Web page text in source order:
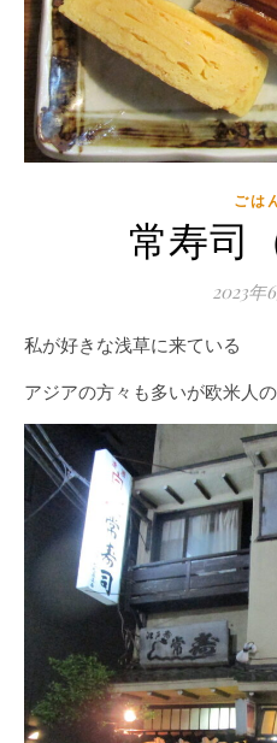
ごは
常寿司
2023年
私が好きな浅草に来ている
アジアの方々も多いが欧米人